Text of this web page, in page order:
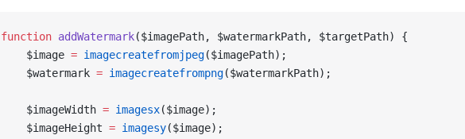
function addWatermark($imagePath, $watermarkPath, $targetPath) {
    $image
= imagecreatefromjpeg($imagePath);
    $watermark
= imagecreatefrompng($watermarkPath);
    $imageWidth
= imagesx($image);
    $imageHeight
= imagesy($image);